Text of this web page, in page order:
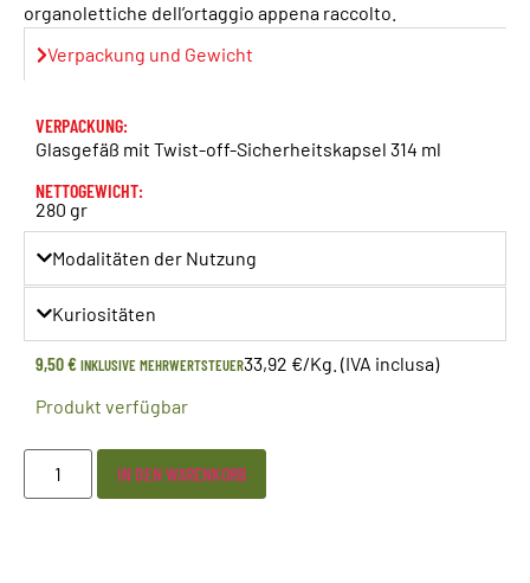
organolettiche dell’ortaggio appena raccolto.
Verpackung und Gewicht
VERPACKUNG:
Glasgefäß mit Twist-off-Sicherheitskapsel 314 ml
NETTOGEWICHT:
280 gr
Modalitäten der Nutzung
Kuriositäten
9,50€INKLUSIVE MEHRWERTSTEUER33,92 €/Kg. (IVA inclusa)
Produkt verfügbar
IN DEN WARENKORB